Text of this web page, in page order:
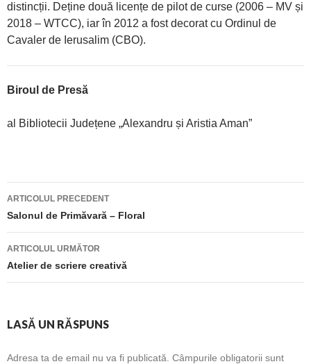
distincții. Deține două licențe de pilot de curse (2006 – MV și
2018 – WTCC), iar în 2012 a fost decorat cu Ordinul de
Cavaler de Ierusalim (CBO).
Biroul de Presă
al Bibliotecii Județene „Alexandru și Aristia Aman”
Navigare
articole
ARTICOLUL PRECEDENT
Salonul de Primăvară – Floral
ARTICOLUL URMĂTOR
Atelier de scriere creativă
LASĂ UN RĂSPUNS
Adresa ta de email nu va fi publicată. Câmpurile obligatorii sunt